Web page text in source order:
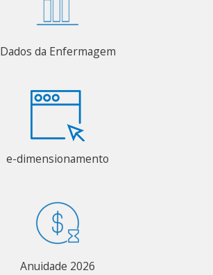
Dados da Enfermagem
e-dimensionamento
Anuidade 2026